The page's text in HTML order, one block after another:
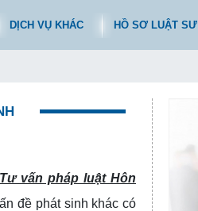
DỊCH VỤ KHÁC HỒ SƠ LUẬT SƯ
Tư vấn pháp luật Hôn
đề phát sinh khác có